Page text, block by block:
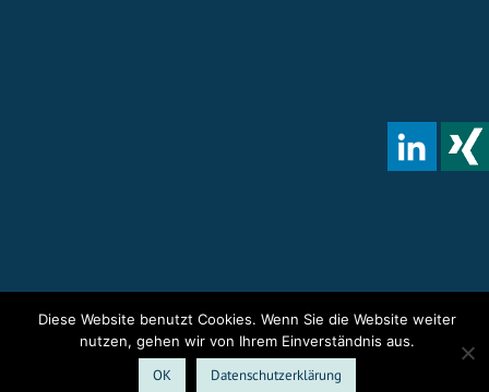
Diese Website benutzt Cookies. Wenn Sie die Website weiter
nutzen, gehen wir von Ihrem Einverständnis aus.
OK Datenschutzerklärung